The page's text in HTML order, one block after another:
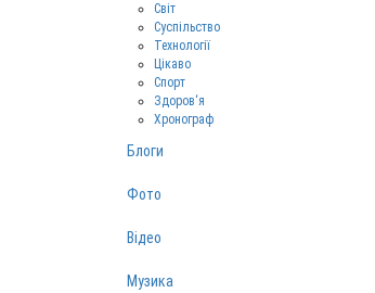
Світ
Суспільство
Технології
Цікаво
Спорт
Здоров‘я
Хронограф
Блоги
Фото
Відео
Музика